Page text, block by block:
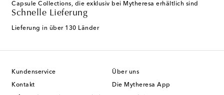
Capsule Collections, die exklusiv bei Mytheresa erhältlich sind
Schnelle Lieferung
Lieferung in über 130 Länder
Kundenservice
Kontakt
Über uns
Die Mytheresa App